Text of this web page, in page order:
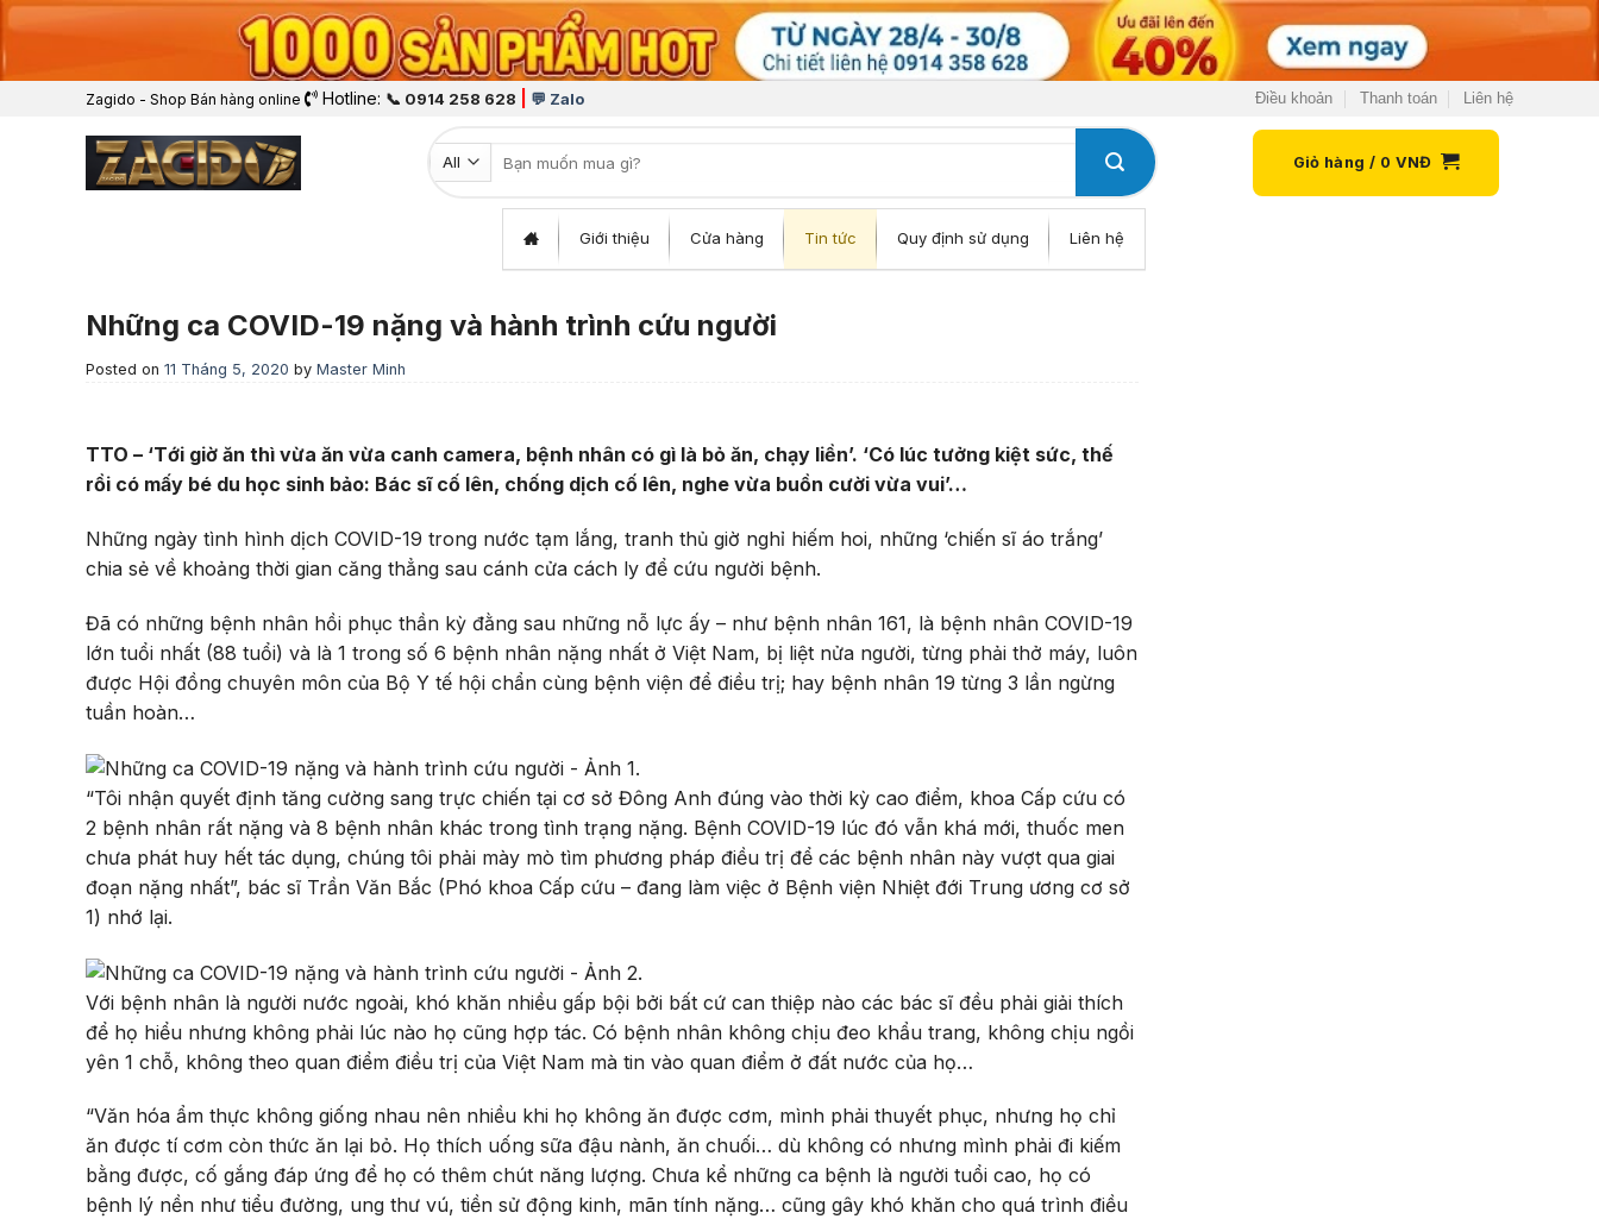
Zagido - Shop Bán hàng online Hotline: 📞 0914 258 628 💬 Zalo Điều khoản Thanh toán Liên hệ
Tìm kiếm:
Giỏ hàng / 0 VNĐ
Giới thiệu Cửa hàng Tin tức Quy định sử dụng Liên hệ
Những ca COVID-19 nặng và hành trình cứu người
Posted on 11 Tháng 5, 2020 by Master Minh
TTO – ‘Tới giờ ăn thì vừa ăn vừa canh camera, bệnh nhân có gì là bỏ ăn, chạy liền’. ‘Có lúc tưởng kiệt sức, thế
rồi có mấy bé du học sinh bảo: Bác sĩ cố lên, chống dịch cố lên, nghe vừa buồn cười vừa vui’…
Những ngày tình hình dịch COVID-19 trong nước tạm lắng, tranh thủ giờ nghỉ hiếm hoi, những ‘chiến sĩ áo trắng’
chia sẻ về khoảng thời gian căng thẳng sau cánh cửa cách ly để cứu người bệnh.
Đã có những bệnh nhân hồi phục thần kỳ đằng sau những nỗ lực ấy – như bệnh nhân 161, là bệnh nhân COVID-19
lớn tuổi nhất (88 tuổi) và là 1 trong số 6 bệnh nhân nặng nhất ở Việt Nam, bị liệt nửa người, từng phải thở máy, luôn
được Hội đồng chuyên môn của Bộ Y tế hội chẩn cùng bệnh viện để điều trị; hay bệnh nhân 19 từng 3 lần ngừng
tuần hoàn…
“Tôi nhận quyết định tăng cường sang trực chiến tại cơ sở Đông Anh đúng vào thời kỳ cao điểm, khoa Cấp cứu có
2 bệnh nhân rất nặng và 8 bệnh nhân khác trong tình trạng nặng. Bệnh COVID-19 lúc đó vẫn khá mới, thuốc men
chưa phát huy hết tác dụng, chúng tôi phải mày mò tìm phương pháp điều trị để các bệnh nhân này vượt qua giai
đoạn nặng nhất”, bác sĩ Trần Văn Bắc (Phó khoa Cấp cứu – đang làm việc ở Bệnh viện Nhiệt đới Trung ương cơ sở
1) nhớ lại.
Với bệnh nhân là người nước ngoài, khó khăn nhiều gấp bội bởi bất cứ can thiệp nào các bác sĩ đều phải giải thích
để họ hiểu nhưng không phải lúc nào họ cũng hợp tác. Có bệnh nhân không chịu đeo khẩu trang, không chịu ngồi
yên 1 chỗ, không theo quan điểm điều trị của Việt Nam mà tin vào quan điểm ở đất nước của họ…
“Văn hóa ẩm thực không giống nhau nên nhiều khi họ không ăn được cơm, mình phải thuyết phục, nhưng họ chỉ
ăn được tí cơm còn thức ăn lại bỏ. Họ thích uống sữa đậu nành, ăn chuối… dù không có nhưng mình phải đi kiếm
bằng được, cố gắng đáp ứng để họ có thêm chút năng lượng. Chưa kể những ca bệnh là người tuổi cao, họ có
bệnh lý nền như tiểu đường, ung thư vú, tiền sử động kinh, mãn tính nặng… cũng gây khó khăn cho quá trình điều